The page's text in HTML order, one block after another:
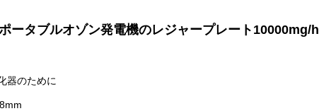
ータブルオゾン発電機のレジャープレート10000mg/h
器のために